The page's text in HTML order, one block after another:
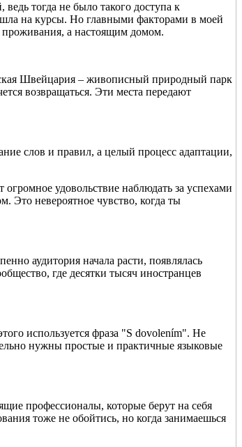
тогда не было такого доступа к
на курсы. Но главными факторами в моей
проживания, а настоящим домом.
Швейцария – живописный природный парк
возвращаться. Эти места передают
слов и правил, а целый процесс адаптации,
удовольствие наблюдать за успехами
Это невероятное чувство, когда ты
аудитория начала расти, появлялась
где десятки тысяч иностранцев
используется фраза "S dovolením". Не
нужны простые и практичные языковые
профессионалы, которые берут на себя
тоже не обойтись, но когда занимаешься